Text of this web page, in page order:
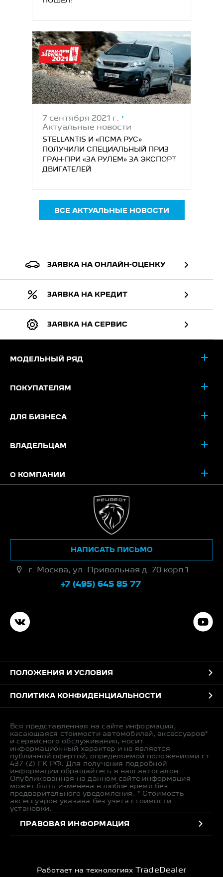
7 сентября 2021 г.
Актуальные новости
STELLANTIS И «ПСМА РУС»
ПОЛУЧИЛИ СПЕЦИАЛЬНЫЙ ПРИЗ
ГРАН-ПРИ «ЗА РУЛЕМ» ЗА ЭКСПОРТ
ДВИГАТЕЛЕЙ
ВСЕ АКТУАЛЬНЫЕ НОВОСТИ
ЗАЯВКА НА ОНЛАЙН-ОЦЕНКУ
ЗАЯВКА НА КРЕДИТ
ЗАЯВКА НА СЕРВИС
МОДЕЛЬНЫЙ РЯД
ПОКУПАТЕЛЯМ
ДЛЯ БИЗНЕСА
ВЛАДЕЛЬЦАМ
О КОМПАНИИ
г. Москва, ул. Привольная д. 70 корп.1
+7 (495) 645 85 77
НАПИСАТЬ ПИСЬМО
ПОЛОЖЕНИЯ И УСЛОВИЯ
ПОЛИТИКА КОНФИДЕНЦИАЛЬНОСТИ
Вся представленная на сайте информация,
касающаяся стоимости автомобилей, аксессуаров*
и сервисного обслуживания, носит
информационный характер и не является
публичной офертой, определяемой положениями ст.
437 (2) ГК РФ. Для получения подробной
информации обращайтесь в наш автосалон.
Опубликованная на данном сайте информация
может быть изменена в любое время без
предварительного уведомления. * Стоимость
аксессуаров указана без учета стоимости
установки.
ПРАВОВАЯ ИНФОРМАЦИЯ
Работает на технологиях TradeDealer